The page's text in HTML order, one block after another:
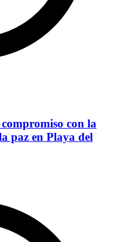
con la
paz en Playa del